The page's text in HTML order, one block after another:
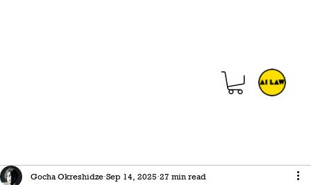
Gocha Okreshidze Sep 14, 2025 27 min read